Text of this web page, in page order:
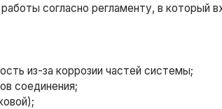
согласно регламенту, в который
из-за коррозии частей системы;
соединения;